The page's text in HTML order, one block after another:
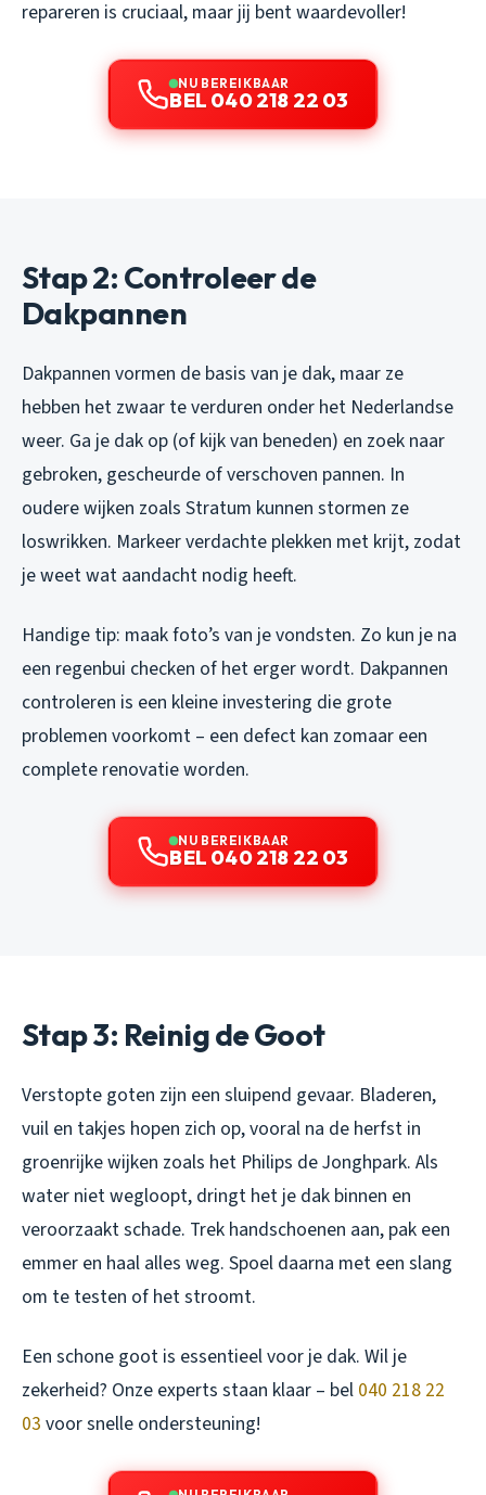
repareren is cruciaal, maar jij bent waardevoller!
NU BEREIKBAAR
BEL 040 218 22 03
Stap 2: Controleer de
Dakpannen
Dakpannen vormen de basis van je dak, maar ze
hebben het zwaar te verduren onder het Nederlandse
weer. Ga je dak op (of kijk van beneden) en zoek naar
gebroken, gescheurde of verschoven pannen. In
oudere wijken zoals Stratum kunnen stormen ze
loswrikken. Markeer verdachte plekken met krijt, zodat
je weet wat aandacht nodig heeft.
Handige tip: maak foto’s van je vondsten. Zo kun je na
een regenbui checken of het erger wordt. Dakpannen
controleren is een kleine investering die grote
problemen voorkomt – een defect kan zomaar een
complete renovatie worden.
NU BEREIKBAAR
BEL 040 218 22 03
Stap 3: Reinig de Goot
Verstopte goten zijn een sluipend gevaar. Bladeren,
vuil en takjes hopen zich op, vooral na de herfst in
groenrijke wijken zoals het Philips de Jonghpark. Als
water niet wegloopt, dringt het je dak binnen en
veroorzaakt schade. Trek handschoenen aan, pak een
emmer en haal alles weg. Spoel daarna met een slang
om te testen of het stroomt.
Een schone goot is essentieel voor je dak. Wil je
zekerheid? Onze experts staan klaar – bel 040 218 22
03 voor snelle ondersteuning!